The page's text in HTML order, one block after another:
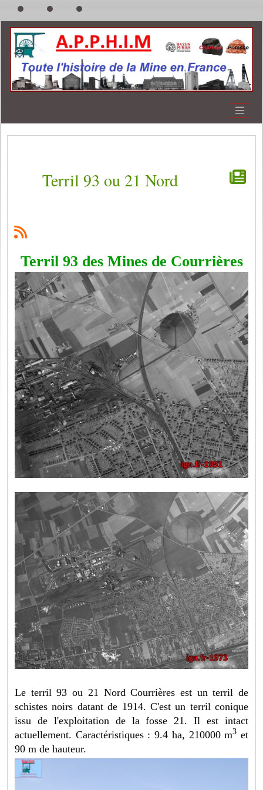
Terril 93 ou 21 Nord
Terril 93 des Mines de Courrières
Le terril 93 ou 21 Nord Courrières est un terril de
schistes noirs datant de 1914. C'est un terril conique
issu de l'exploitation de la fosse 21. Il est intact
actuellement. Caractéristiques : 9.4 ha, 210000 m3 et
90 m de hauteur.